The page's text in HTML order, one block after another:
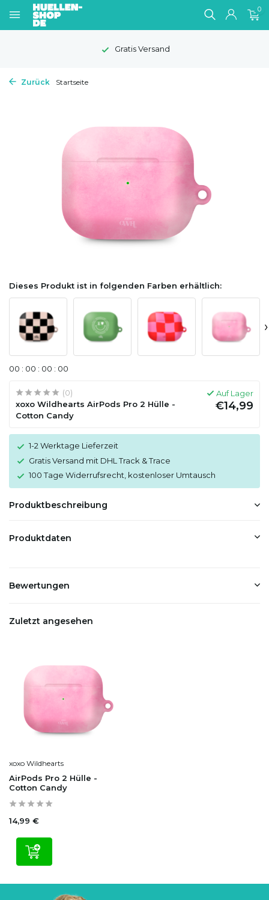
0
Gratis Versand
Zurück Startseite
Dieses Produkt ist in folgenden Farben erhältlich:
›
00 : 00 : 00 : 00
(0)
xoxo Wildhearts AirPods Pro 2 Hülle -
Cotton Candy
Auf Lager
€14,99
1-2 Werktage Lieferzeit
Gratis Versand mit DHL Track & Trace
100 Tage Widerrufsrecht, kostenloser Umtausch
Produktbeschreibung
Produktdaten
Bewertungen
Zuletzt angesehen
xoxo Wildhearts
AirPods Pro 2 Hülle -
Cotton Candy
14,99 €